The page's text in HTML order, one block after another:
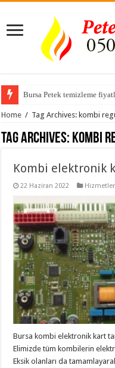
Bursa Petek temizleme
Home / Tag Archives: kombi
Tag Archives: kombi
Kombi elektronik
22 Haziran 2022
Bursa kombi elektronik kart
Elimizde tüm kombilerin
Eksik olanları da